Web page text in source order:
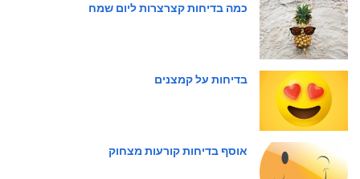
כמה בדיחות קצרצרות ליום שמח
בדיחות על קמצנים
אוסף בדיחות קורעות מצחוק